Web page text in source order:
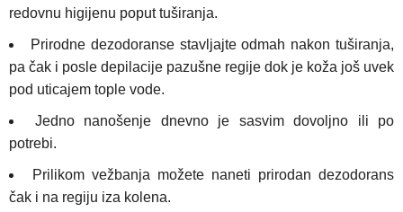
redovnu higijenu poput tuširanja.
Prirodne dezodoranse stavljajte odmah nakon tuširanja,
pa čak i posle depilacije pazušne regije dok je koža još uvek
pod uticajem tople vode.
Jedno nanošenje dnevno je sasvim dovoljno ili po
potrebi.
Prilikom vežbanja možete naneti prirodan dezodorans
čak i na regiju iza kolena.